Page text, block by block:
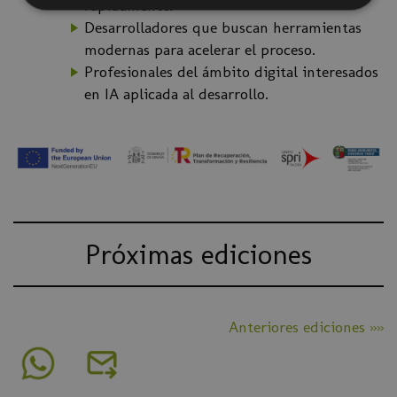
rápidamente.
Desarrolladores que buscan herramientas
modernas para acelerar el proceso.
Profesionales del ámbito digital interesados
en IA aplicada al desarrollo.
Próximas ediciones
Anteriores ediciones »»